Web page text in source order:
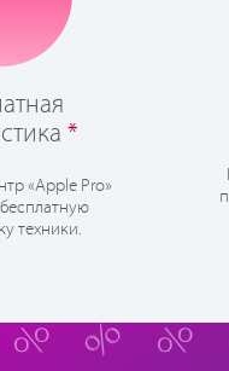
*
«Apple Pro»
техники.